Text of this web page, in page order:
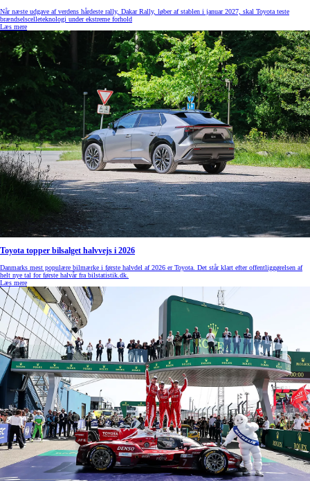
Når næste udgave af verdens hårdeste rally, Dakar Rally, løber af stablen i januar 2027, skal Toyota teste
brændselscelleteknologi under ekstreme forhold
Læs mere
Toyota topper bilsalget halvvejs i 2026
Danmarks mest populære bilmærke i første halvdel af 2026 er Toyota. Det står klart efter offentliggørelsen af
helt nye tal for første halvår fra bilstatistik.dk.
Læs mere